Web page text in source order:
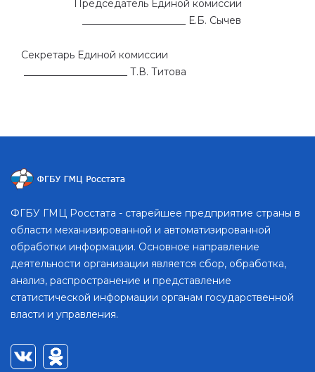
Председатель Единой комиссии
_____________________ Е.Б. Сычев
Секретарь Единой комиссии
_____________________ Т.В. Титова
ФГБУ ГМЦ Росстата - старейшее предприятие страны в
области механизированной и автоматизированной
обработки информации. Основное направление
деятельности организации является сбор, обработка,
анализ, распространение и представление
статистической информации органам государственной
власти и управления.